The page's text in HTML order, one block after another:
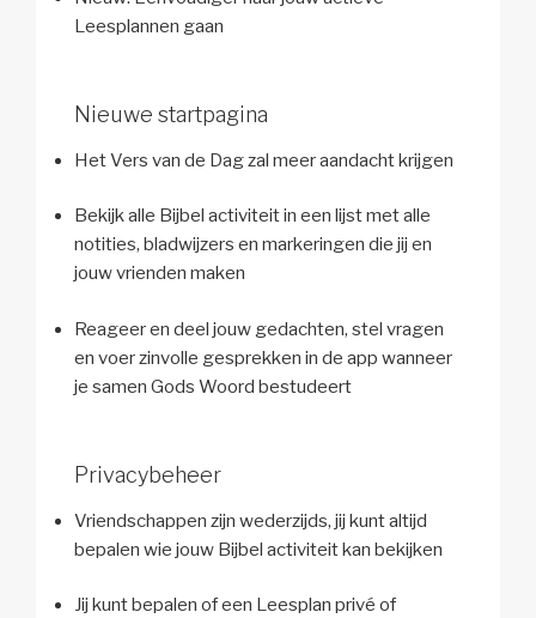
Leesplannen gaan
Nieuwe startpagina
Het Vers van de Dag zal meer aandacht krijgen
Bekijk alle Bijbel activiteit in een lijst met alle
notities, bladwijzers en markeringen die jij en
jouw vrienden maken
Reageer en deel jouw gedachten, stel vragen
en voer zinvolle gesprekken in de app wanneer
je samen Gods Woord bestudeert
Privacybeheer
Vriendschappen zijn wederzijds, jij kunt altijd
bepalen wie jouw Bijbel activiteit kan bekijken
Jij kunt bepalen of een Leesplan privé of